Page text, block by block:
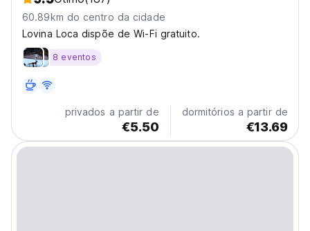
60.89km do centro da cidade
Lovina Loca dispõe de Wi-Fi gratuito.
8 eventos
privados a partir de
€5.50
dormitórios a partir de
€13.69